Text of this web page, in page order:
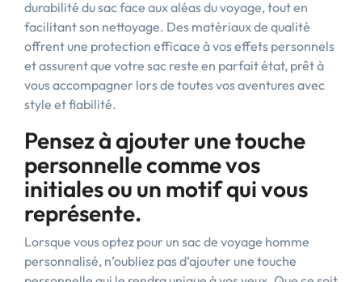
durabilité du sac face aux aléas du voyage, tout en
facilitant son nettoyage. Des matériaux de qualité
offrent une protection efficace à vos effets personnels
et assurent que votre sac reste en parfait état, prêt à
vous accompagner lors de toutes vos aventures avec
style et fiabilité.
Pensez à ajouter une touche
personnelle comme vos
initiales ou un motif qui vous
représente.
Lorsque vous optez pour un sac de voyage homme
personnalisé, n’oubliez pas d’ajouter une touche